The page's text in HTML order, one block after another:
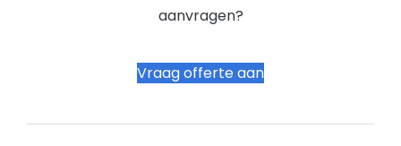
aanvragen?
Vraag offerte aan